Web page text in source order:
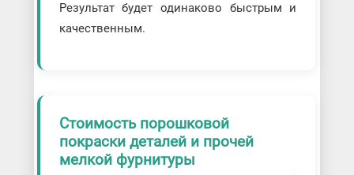
Результат будет одинаково быстрым и
качественным.
Стоимость порошковой
покраски деталей и прочей
мелкой фурнитуры